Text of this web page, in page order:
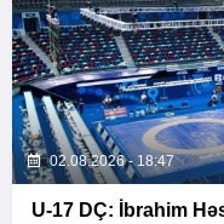
02.08.2026 - 18:47
U-17 DÇ: İbrahim